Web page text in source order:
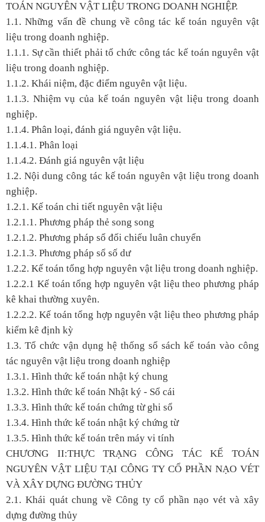
TOÁN NGUYÊN VẬT LIỆU TRONG DOANH NGHIỆP.
1.1. Những vấn đề chung về công tác kế toán nguyên vật
liệu trong doanh nghiệp.
1.1.1. Sự cần thiết phải tổ chức công tác kế toán nguyên vật
liệu trong doanh nghiệp.
1.1.2. Khái niệm, đặc điểm nguyên vật liệu.
1.1.3. Nhiệm vụ của kế toán nguyên vật liệu trong doanh
nghiệp.
1.1.4. Phân loại, đánh giá nguyên vật liệu.
1.1.4.1. Phân loại
1.1.4.2. Đánh giá nguyên vật liệu
1.2. Nội dung công tác kế toán nguyên vật liệu trong doanh
nghiệp.
1.2.1. Kế toán chi tiết nguyên vật liệu
1.2.1.1. Phương pháp thẻ song song
1.2.1.2. Phương pháp sổ đối chiếu luân chuyển
1.2.1.3. Phương pháp sổ số dư
1.2.2. Kế toán tổng hợp nguyên vật liệu trong doanh nghiệp.
1.2.2.1 Kế toán tổng hợp nguyên vật liệu theo phương pháp
kê khai thường xuyên.
1.2.2.2. Kế toán tổng hợp nguyên vật liệu theo phương pháp
kiểm kê định kỳ
1.3. Tổ chức vận dụng hệ thống sổ sách kế toán vào công
tác nguyên vật liệu trong doanh nghiệp
1.3.1. Hình thức kế toán nhật ký chung
1.3.2. Hình thức kế toán Nhật ký - Sổ cái
1.3.3. Hình thức kế toán chứng từ ghi sổ
1.3.4. Hình thức kế toán nhật ký chứng từ
1.3.5. Hình thức kế toán trên máy vi tính
CHƯƠNG II:THỰC TRẠNG CÔNG TÁC KẾ TOÁN
NGUYÊN VẬT LIỆU TẠI CÔNG TY CỔ PHẦN NẠO VÉT
VÀ XÂY DỰNG ĐƯỜNG THỦY
2.1. Khái quát chung về Công ty cổ phần nạo vét và xây
dựng đường thủy